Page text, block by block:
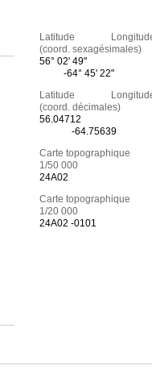
Latitude
(coord. sexagésimales)
56° 02' 49"
-64° 45' 22"
Latitude
(coord. décimales)
56.04712
-64.75639
Carte topographique
1/50 000
24A02
Carte topographique
1/20 000
24A02 -0101